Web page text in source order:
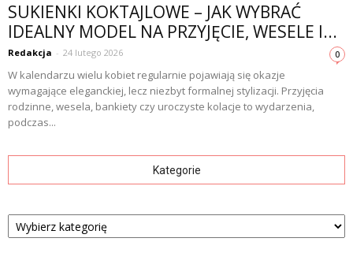
SUKIENKI KOKTAJLOWE – JAK WYBRAĆ
IDEALNY MODEL NA PRZYJĘCIE, WESELE I...
Redakcja - 24 lutego 2026 0
W kalendarzu wielu kobiet regularnie pojawiają się okazje
wymagające eleganckiej, lecz niezbyt formalnej stylizacji. Przyjęcia
rodzinne, wesela, bankiety czy uroczyste kolacje to wydarzenia,
podczas...
Kategorie
Kategorie